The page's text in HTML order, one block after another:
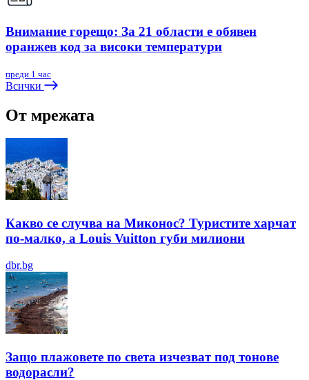
Внимание горещо: За 21 области е обявен
оранжев код за високи температури
преди 1 час
Всички
От мрежата
Какво се случва на Миконос? Туристите харчат
по-малко, а Louis Vuitton губи милиони
dbr.bg
Защо плажовете по света изчезват под тонове
водорасли?